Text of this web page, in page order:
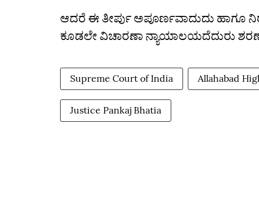
ಆದರೆ ಈ ತೀರ್ಪು ಅಪೂರ್ಣವಾದುದು ಹಾಗೂ
ಕೂಡಲೇ ವಿಚಾರಣಾ ನ್ಯಾಯಾಲಯದೆದುರು
Supreme Court of India Allahabad
Justice Pankaj Bhatia